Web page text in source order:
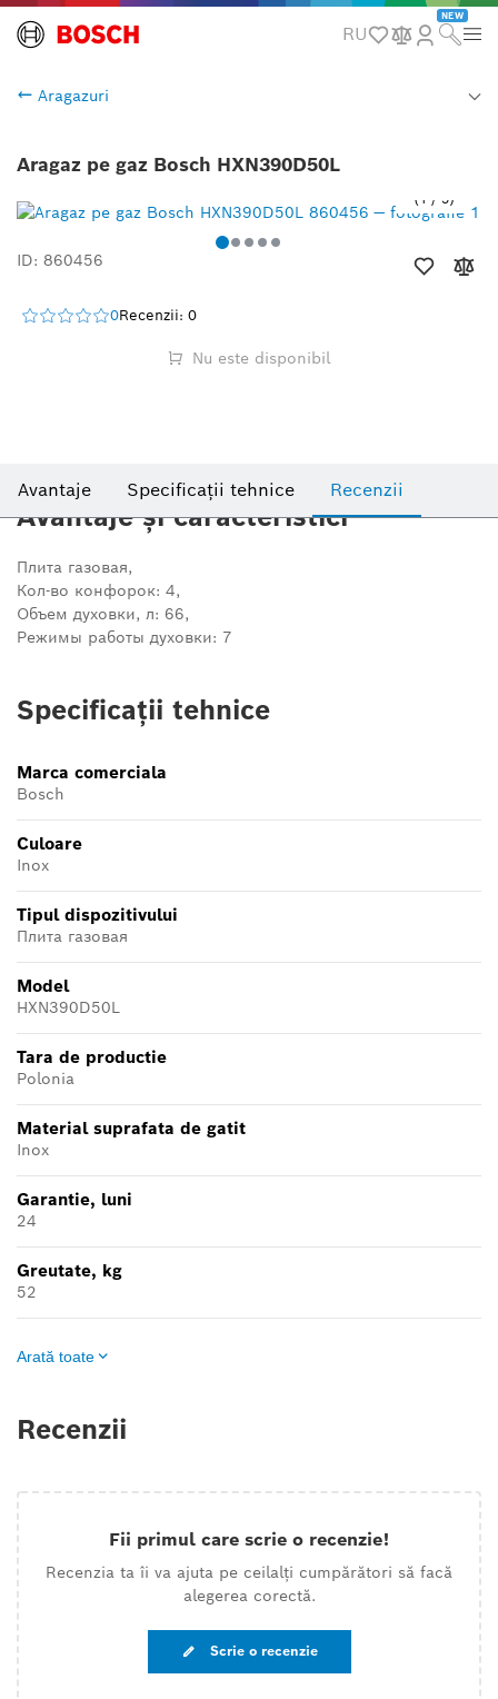
RU
NEW
Aragazuri
Aragaz pe gaz Bosch HXN390D50L
1 / 5
ID: 860456
0Recenzii: 0
Nu este disponibil
Avantaje Specificații tehnice Recenzii
Avantaje și caracteristici
Плита газовая,
Кол-во конфорок: 4,
Объем духовки, л: 66,
Режимы работы духовки: 7
Specificații tehnice
Marca comerciala
Bosch
Culoare
Inox
Tipul dispozitivului
Плита газовая
Model
HXN390D50L
Tara de productie
Polonia
Material suprafata de gatit
Inox
Garantie, luni
24
Greutate, kg
52
Arată toate
Recenzii
Fii primul care scrie o recenzie!
Recenzia ta îi va ajuta pe ceilalți cumpărători să facă
alegerea corectă.
Scrie o recenzie